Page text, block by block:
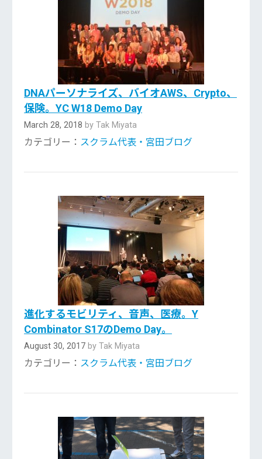
DNAパーソナライズ、バイオAWS、Crypto、
保険。YC W18 Demo Day
March 28, 2018 by Tak Miyata
カテゴリー： スクラム代表・宮田ブログ
進化するモビリティ、音声、医療。Y
Combinator S17のDemo Day。
August 30, 2017 by Tak Miyata
カテゴリー： スクラム代表・宮田ブログ